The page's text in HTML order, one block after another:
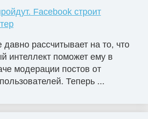
Facebook строит
давно рассчитывает на то, что
интеллект поможет ему в
модерации постов от
Теперь ...